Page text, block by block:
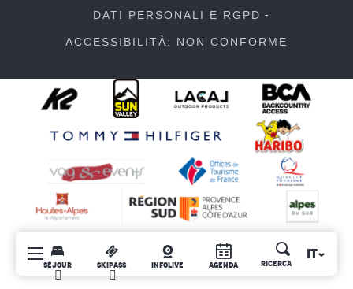
SÉJOUR SKIPASS INFOLIVE AGENDA
Ricerca
IT
DATI PERSONALI E RGPD
ACCESSIBILITÀ: NON CONFORME